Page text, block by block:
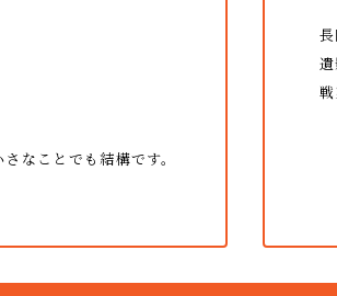
なことでも結構です。